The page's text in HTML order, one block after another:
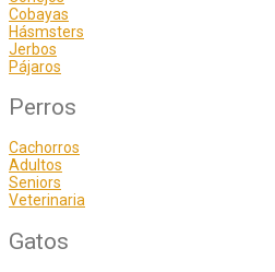
Cobayas
Hásmsters
Jerbos
Pájaros
Perros
Cachorros
Adultos
Seniors
Veterinaria
Gatos